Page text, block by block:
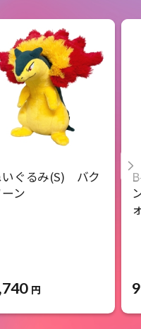
いぐるみ(S) バク
ン
円